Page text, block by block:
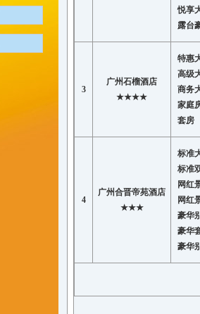
悦享
露台
3
广州石榴酒店
★★★★
特惠
高级
商务
家庭
套房
4
广州合晋帝苑酒店
★★★
标准
标准
网红
网红
豪华
豪华
豪华